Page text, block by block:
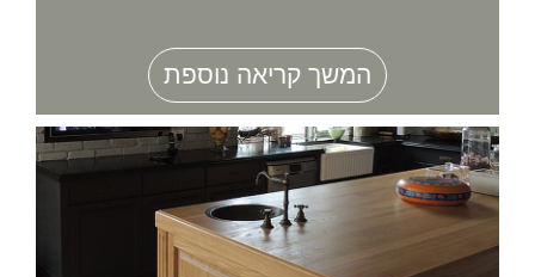
המשך קריאה נוספת